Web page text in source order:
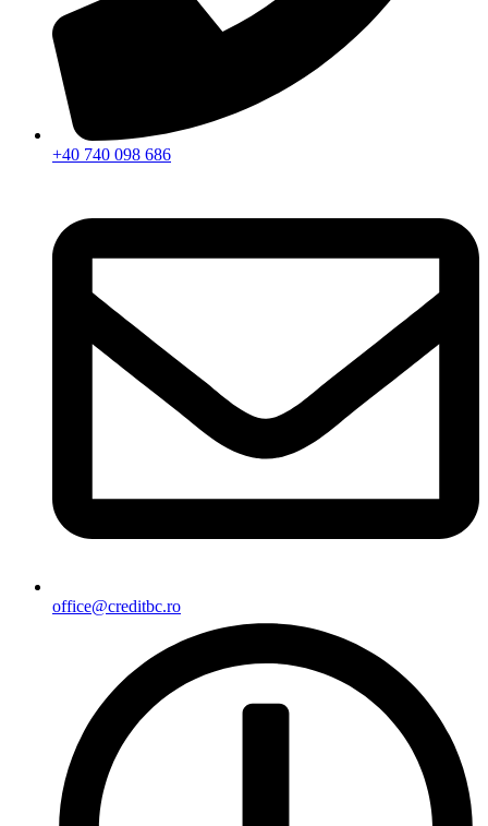
+40 740 098 686
office@creditbc.ro